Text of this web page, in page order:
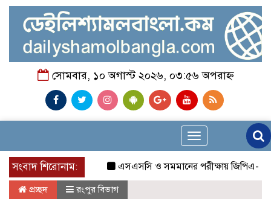
সোমবার, ১০ অগাস্ট ২০২৬, ০৩:৫৬ অপরাহ্ন
Toggle
navigation
সংবাদ শিরোনাম:
এসএসসি ও সমমানের পরীক্ষায় জিপিএ-৫
প্রচ্ছদ রংপুর বিভাগ